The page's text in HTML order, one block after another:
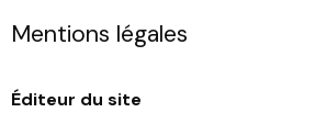
Mentions légales
Éditeur du site